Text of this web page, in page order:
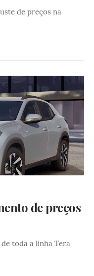
de preços na
de preços
toda a linha Tera